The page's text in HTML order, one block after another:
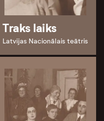
Traks laiks
Latvijas Nacionālais teātris